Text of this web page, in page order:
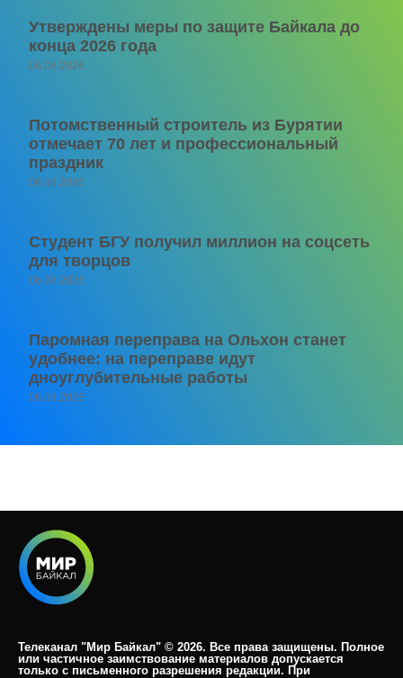
Утверждены меры по защите Байкала до
конца 2026 года
06.08.2026
Потомственный строитель из Бурятии
отмечает 70 лет и профессиональный
праздник
06.08.2026
Студент БГУ получил миллион на соцсеть
для творцов
06.08.2026
Паромная переправа на Ольхон станет
удобнее: на переправе идут
дноуглубительные работы
06.08.2026
Телеканал "Мир Байкал" © 2026. Все права защищены. Полное
или частичное заимствование материалов допускается
только с письменного разрешения редакции. При